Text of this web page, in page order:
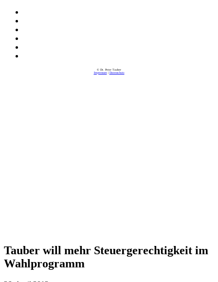
© Dr. Peter Tauber
Impressum| Datenschutz
Tauber will mehr Steuergerechtigkeit im
Wahlprogramm